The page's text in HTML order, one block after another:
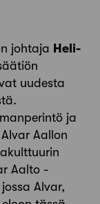
johtaja Heli-
uudesta
ja
Aallon
Aalto -
Alvar,